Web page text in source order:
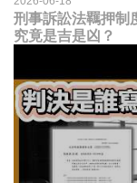
刑事訴訟法羈押制
究竟是吉是凶？